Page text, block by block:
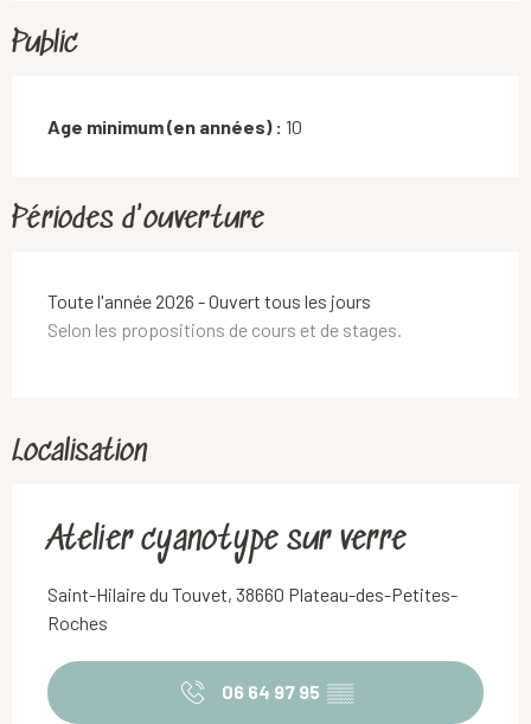
Public
Age minimum (en années) : 10
Périodes d'ouverture
Toute l'année 2026 - Ouvert tous les jours
Selon les propositions de cours et de stages.
Localisation
Atelier cyanotype sur verre
Saint-Hilaire du Touvet, 38660 Plateau-des-Petites-
Roches
06 64 97 95 ▒▒